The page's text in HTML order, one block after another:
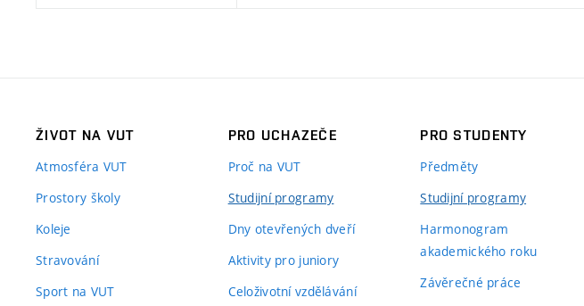
ŽIVOT NA VUT
Atmosféra VUT
Prostory školy
Koleje
Stravování
Sport na VUT
PRO UCHAZEČE
Proč na VUT
Studijní programy
Dny otevřených dveří
Aktivity pro juniory
Celoživotní vzdělávání
PRO STUDENTY
Předměty
Studijní programy
Harmonogram
akademického roku
Závěrečné práce